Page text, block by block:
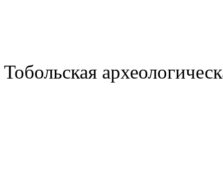
Тобольская